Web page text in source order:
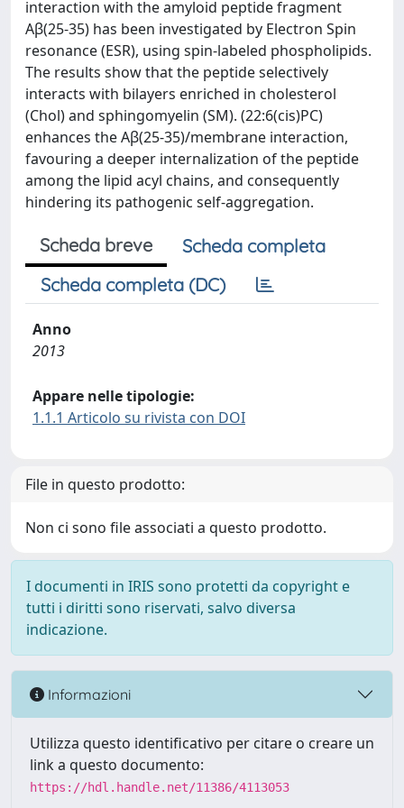
interaction with the amyloid peptide fragment
Aβ(25-35) has been investigated by Electron Spin
resonance (ESR), using spin-labeled phospholipids.
The results show that the peptide selectively
interacts with bilayers enriched in cholesterol
(Chol) and sphingomyelin (SM). (22:6(cis)PC)
enhances the Aβ(25-35)/membrane interaction,
favouring a deeper internalization of the peptide
among the lipid acyl chains, and consequently
hindering its pathogenic self-aggregation.
Scheda breve
Scheda completa
Scheda completa (DC)
Anno
2013
Appare nelle tipologie:
1.1.1 Articolo su rivista con DOI
File in questo prodotto:
Non ci sono file associati a questo prodotto.
I documenti in IRIS sono protetti da copyright e
tutti i diritti sono riservati, salvo diversa
indicazione.
Informazioni
Utilizza questo identificativo per citare o creare un
link a questo documento:
https://hdl.handle.net/11386/4113053